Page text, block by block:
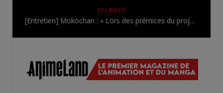
EN BREF
[Entretien] Mokochan : « Lors des prémices du projet, il était déjà demandé de suivre au mieux le manga originel.»